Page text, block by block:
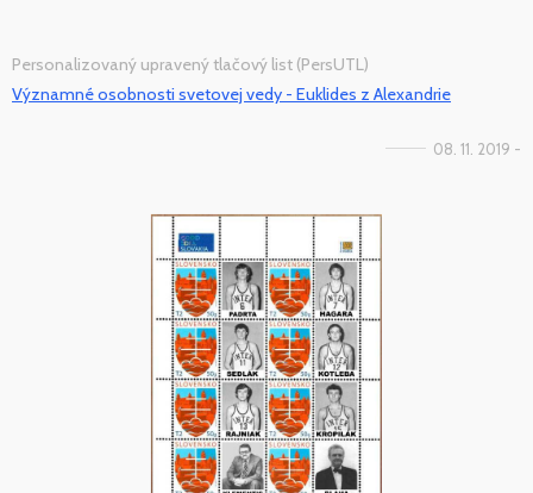
Personalizovaný upravený tlačový list (PersUTL)
Významné osobnosti svetovej vedy - Euklides z Alexandrie
08. 11. 2019 -